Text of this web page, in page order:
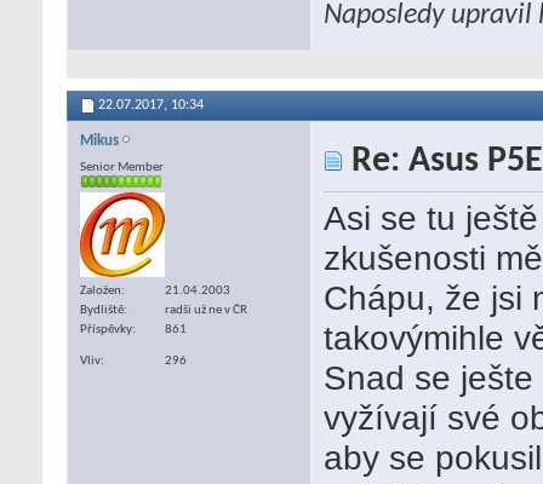
Naposledy upravil
22.07.2017, 10:34
Mikus
Senior Member
Založen
21.04.2003
Bydliště
radši už ne v ČR
Příspěvky
861
Vliv 296
Re: Asus
Asi se tu
zkušenosti
Chápu, že jsi
takovýmihle
Snad se
vyžívají své
aby se